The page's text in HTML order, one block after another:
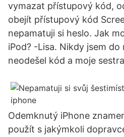
vymazat přístupový kód,
obejít přístupový kód
nepamatuji si heslo. Jak
iPod? -Lisa. Nikdy jsem do
neodešel kód a moje
Odemknutý iPhone
použít s jakýmkoli